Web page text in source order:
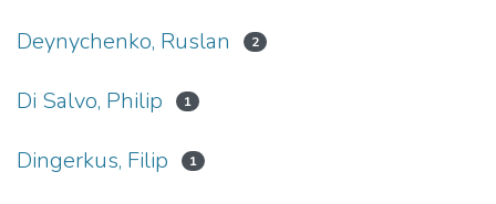
Deynychenko, Ruslan 2
Di Salvo, Philip 1
Dingerkus, Filip 1